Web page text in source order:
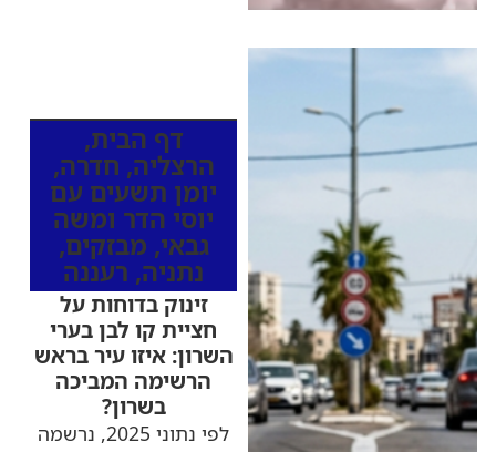
דף הבית,
הרצליה, חדרה,
יומן תשעים עם
יוסי הדר ומשה
גבאי, מבזקים,
נתניה, רעננה
זינוק בדוחות על
חציית קו לבן בערי
השרון: איזו עיר בראש
הרשימה המביכה
בשרון?
לפי נתוני 2025, נרשמה